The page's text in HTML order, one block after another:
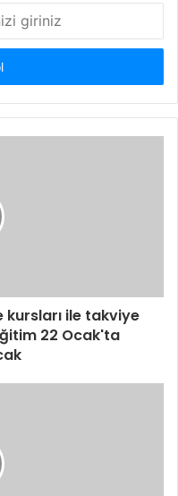
ile takviye
22 Ocak'ta